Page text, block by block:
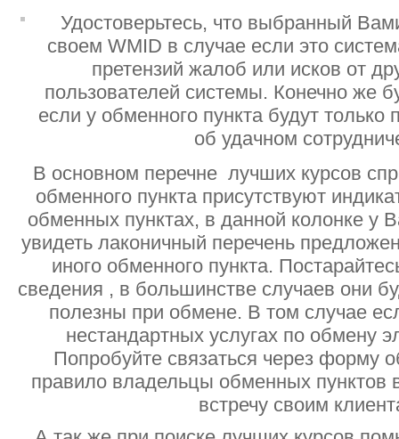
Удостоверьтесь, что выбранный
своем WMID в случае если это
претензий жалоб или исков от
пользователей системы. Конечно же
если у обменного пункта будут
об удачном
В основном перечне лучших курсов
обменного пункта присутствуют
обменных пунктах, в данной колонке у
увидеть лаконичный перечень
иного обменного пункта.
сведения , в большинстве случаев они
полезны при обмене. В том случае
нестандартных услугах по обмену
Попробуйте связаться через форму
правило владельцы обменных пунктов
встречу своим